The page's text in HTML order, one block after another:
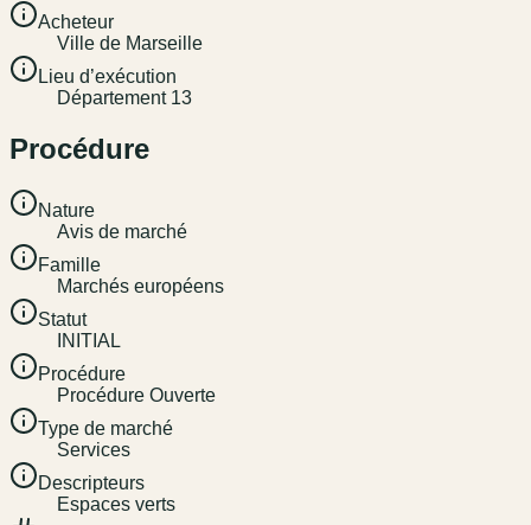
Acheteur
Ville de Marseille
Lieu d’exécution
Département 13
Procédure
Nature
Avis de marché
Famille
Marchés européens
Statut
INITIAL
Procédure
Procédure Ouverte
Type de marché
Services
Descripteurs
Espaces verts